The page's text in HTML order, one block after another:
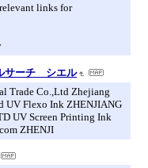
links for
サーチ シエル
Trade Co.,Ltd Zhejiang
UV Flexo Ink ZHENJIANG
UV Screen Printing Ink
ZHENJI